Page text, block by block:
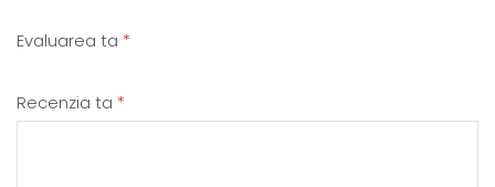
Evaluarea ta *
Recenzia ta *